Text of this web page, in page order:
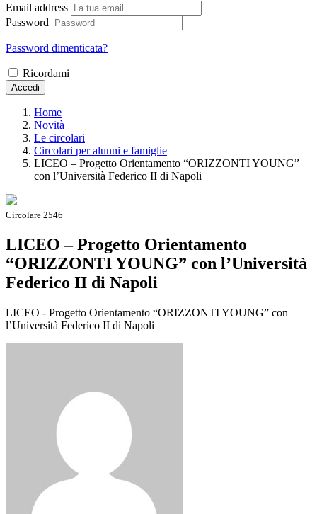
Email address
Password
Password dimenticata?
Ricordami
Accedi
Home
Novità
Le circolari
Circolari per alunni e famiglie
LICEO – Progetto Orientamento “ORIZZONTI YOUNG”
con l’Università Federico II di Napoli
Circolare 2546
LICEO – Progetto Orientamento
“ORIZZONTI YOUNG” con l’Università
Federico II di Napoli
LICEO - Progetto Orientamento “ORIZZONTI YOUNG” con
l’Università Federico II di Napoli